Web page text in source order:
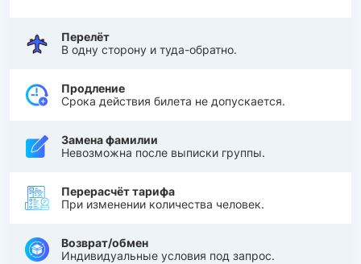
Перелёт
В одну сторону и туда-обратно.
Продление
Срока действия билета не допускается.
Замена фамилии
Невозможна после выписки группы.
Перерасчёт тарифа
При изменении количества человек.
Возврат/обмен
Индивидуальные условия под запрос.